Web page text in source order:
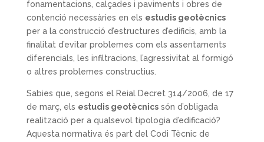
fonamentacions, calçades i paviments i obres de
contenció necessàries en els estudis geotècnics
per a la construcció d’estructures d’edificis, amb la
finalitat d’evitar problemes com els assentaments
diferencials, les infiltracions, l’agressivitat al formigó
o altres problemes constructius.
Sabies que, segons el Reial Decret 314/2006, de 17
de març, els estudis geotècnicssón d’obligada
realització per a qualsevol tipologia d’edificació?
Aquesta normativa és part del Codi Tècnic de